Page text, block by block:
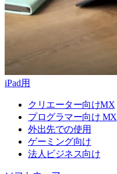
iPad用
クリエーター向けMX
プログラマー向け MX
外出先での使用
ゲーミング向け
法人ビジネス向け